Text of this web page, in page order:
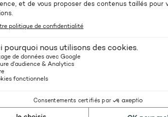
actuel. Il faut dire que plus d’un Français sur 4
dernières années déclare avoir subi des
principalement la toiture et la charpente (44
Pourtant, si les risques climatiques sont bien
réalisé des travaux pour adapter leur
L’isolation thermique